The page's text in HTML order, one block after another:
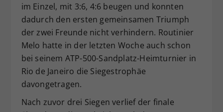
im Einzel, mit 3:6, 4:6 beugen und konnten
dadurch den ersten gemeinsamen Triumph
der zwei Freunde nicht verhindern. Routinier
Melo hatte in der letzten Woche auch schon
bei seinem ATP-500-Sandplatz-Heimturnier in
Rio de Janeiro die Siegestrophäe
davongetragen.
Nach zuvor drei Siegen verlief der finale